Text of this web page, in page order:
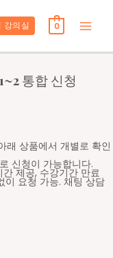
강의실 0
통합 신청
래 상품에서 개별로 확인
신청이 가능합니다.
제공, 수강기간 만료
이 요청 가능. 채팅 상담